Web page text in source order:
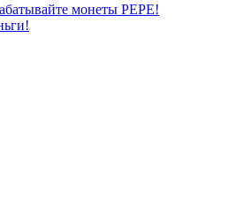
монеты PEPE!